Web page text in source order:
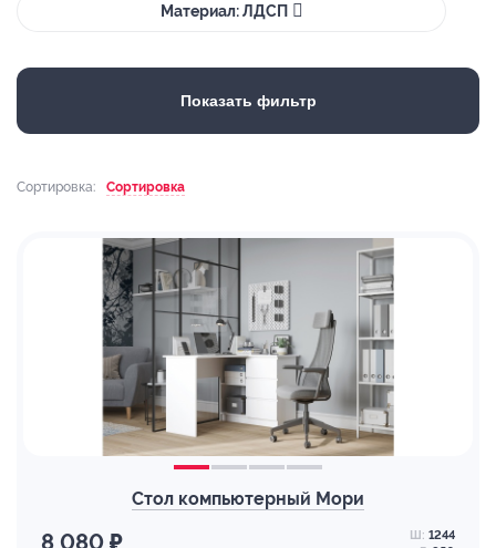
Материал: ЛДСП
Показать фильтр
Сортировка: Сортировка
Стол компьютерный Мори
8 080 ₽ Ш: 1244